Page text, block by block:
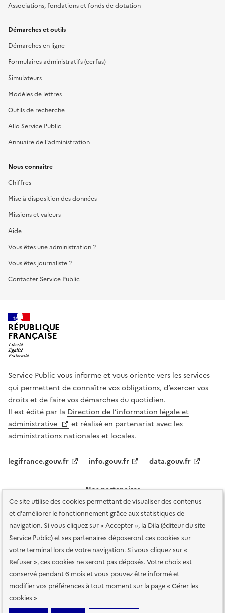
Ce site utilise des cookies permettant de visualiser des contenus
et d'améliorer le fonctionnement grâce aux statistiques de
navigation. Si vous cliquez sur « Accepter », la Dila (éditeur du site
Service Public) et ses partenaires déposeront ces cookies sur
votre terminal lors de votre navigation. Si vous cliquez sur «
Refuser », ces cookies ne seront pas déposés. Votre choix est
conservé pendant 6 mois et vous pouvez être informé et
modifier vos préférences à tout moment sur la page « Gérer les
cookies »
Associations, fondations et fonds de dotation
Démarches et outils
Démarches en ligne
Formulaires administratifs (cerfas)
Simulateurs
Modèles de lettres
Outils de recherche
Allo Service Public
Annuaire de l'administration
Nous connaître
Chiffres
Mise à disposition des données
Missions et valeurs
Aide
Vous êtes une administration ?
Vous êtes journaliste ?
Contacter Service Public
RÉPUBLIQUE
FRANÇAISE
Service Public vous informe et vous oriente vers les services
qui permettent de connaître vos obligations, d’exercer vos
droits et de faire vos démarches du quotidien.
Il est édité par la Direction de l’information légale et
administrative
et réalisé en partenariat avec les
administrations nationales et locales.
legifrance.gouv.fr info.gouv.fr data.gouv.fr
Nos partenaires
Plan du site Accessibilité : totalement conforme
Accessibilité des
services en ligne Mentions légales Données personnelles et sécurité
Conditions générales d'utilisation Gestion des cookies